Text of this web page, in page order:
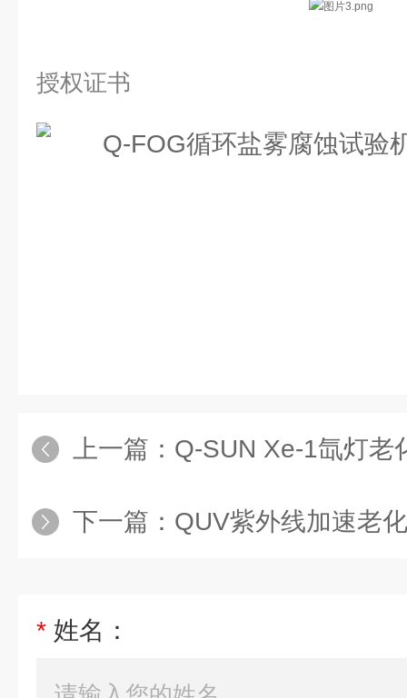
授权证书
上一篇： Q-SUN Xe-1氙灯老
下一篇： QUV紫外线加速老化
* 姓名：